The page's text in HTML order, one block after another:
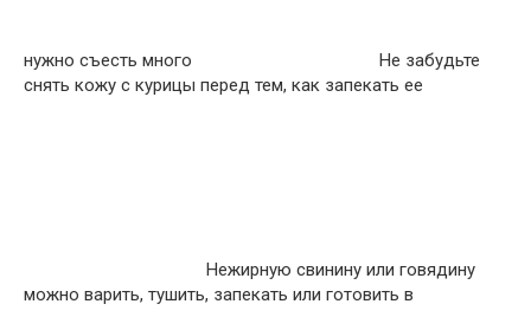
нужно съесть много
Не забудьте
снять кожу с курицы перед тем, как запекать ее
Нежирную свинину или говядину
можно варить, тушить, запекать или готовить в